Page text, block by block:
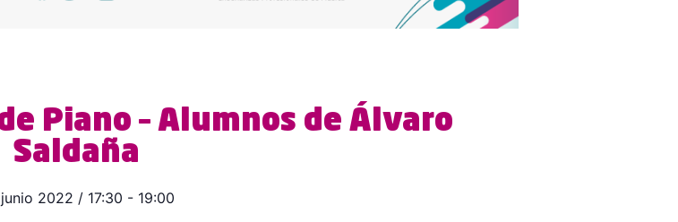
Piano – Alumnos de Álvaro
Saldaña
2022 / 17:30 - 19:00